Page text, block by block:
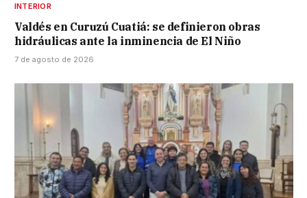
INTERIOR
Valdés en Curuzú Cuatiá: se definieron obras
hidráulicas ante la inminencia de El Niño
7 de agosto de 2026